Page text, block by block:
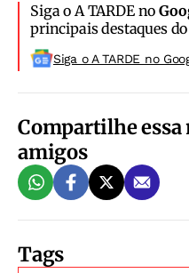
Siga o A TARDE no
principais destaques
Siga o A TARDE no
Compartilhe essa
amigos
Tags